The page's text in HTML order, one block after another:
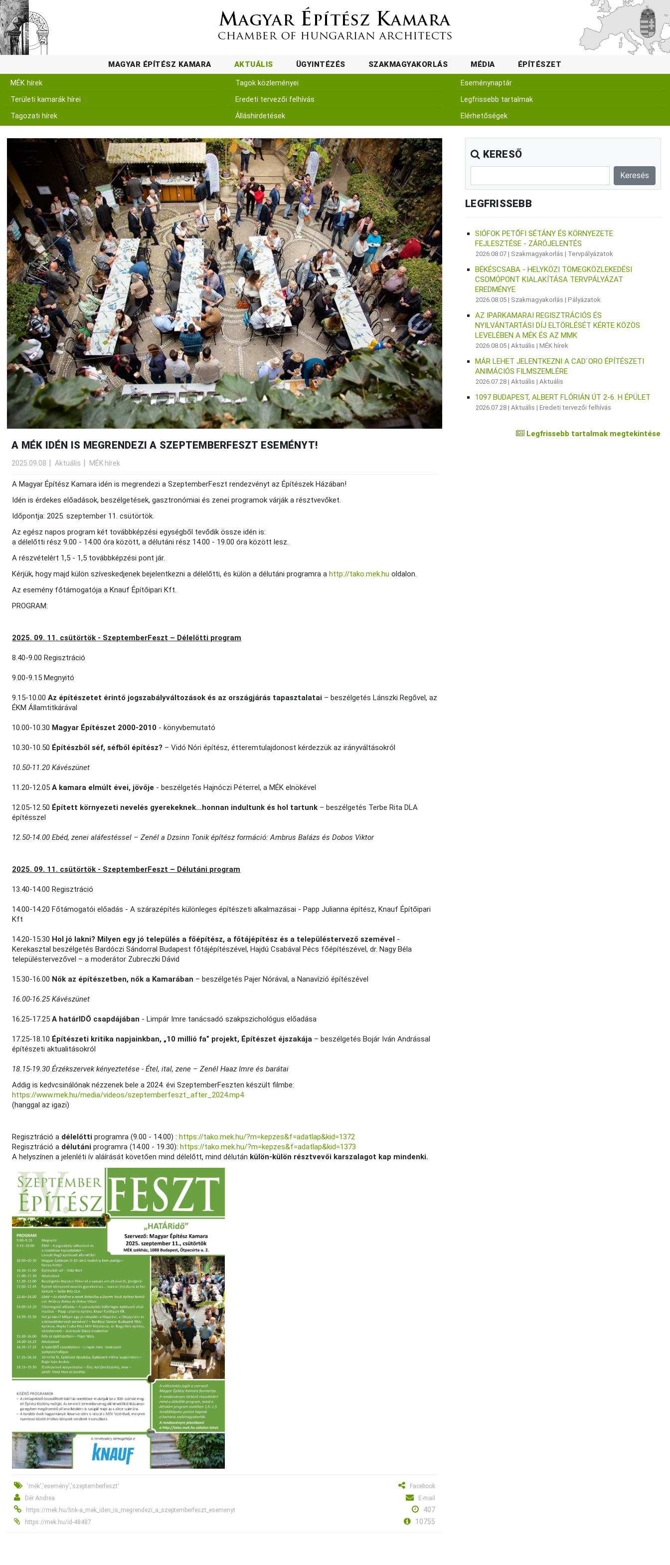
MAGYAR ÉPÍTÉSZ KAMARA AKTUÁLIS ÜGYINTÉZÉS SZAKMAGYAKORLÁS MÉDIA ÉPÍTÉSZET
MÉK hírek
Területi kamarák hírei
Tagozati hírek
Tagok közleményei
Eredeti tervezői felhívás
Álláshirdetések
Eseménynaptár
Legfrissebb tartalmak
Elérhetőségek
A MÉK IDÉN IS MEGRENDEZI A SZEPTEMBERFESZT ESEMÉNYT!
2025.09.08 Aktuális MÉK hírek
A Magyar Építész Kamara idén is megrendezi a SzeptemberFeszt rendezvényt az Építészek Házában!
Idén is érdekes előadások, beszélgetések, gasztronómiai és zenei programok várják a résztvevőket.
Időpontja: 2025. szeptember 11. csütörtök.
Az egész napos program két továbbképzési egységből tevődik össze idén is:
a délelőtti rész 9.00 - 14.00 óra között, a délutáni rész 14.00 - 19.00 óra között lesz.
A részvételért 1,5 - 1,5 továbbképzési pont jár.
Kérjük, hogy majd külön szíveskedjenek bejelentkezni a délelőtti, és külön a délutáni programra ahttp://tako.mek.hu oldalon.
Az esemény főtámogatója a Knauf Építőipari Kft.
PROGRAM:
2025. 09. 11. csütörtök - SzeptemberFeszt – Délelőtti program
8.40-9.00 Regisztráció
9.00-9.15 Megnyitó
9.15-10.00Az építészetet érintő jogszabályváltozások és az országjárás tapasztalatai – beszélgetés Lánszki Regővel, az
ÉKM Államtitkárával
10.00-10.30 Magyar Építészet 2000-2010 - könyvbemutató
10.30-10.50 Építészből séf, séfből építész? – Vidó Nóri építész, étteremtulajdonost kérdezzük az irányváltásokról
10.50-11.20 Kávészünet
11.20-12.05A kamara elmúlt évei, jövője - beszélgetés Hajnóczi Péterrel, a MÉK elnökével
12.05-12.50 Épített környezeti nevelés gyerekeknek…honnan indultunk és hol tartunk – beszélgetés Terbe Rita DLA
építésszel
12.50-14.00 Ebéd, zenei aláfestéssel – Zenél a Dzsinn Tonik építész formáció: Ambrus Balázs és Dobos Viktor
2025. 09. 11. csütörtök - SzeptemberFeszt – Délutáni program
13.40-14.00 Regisztráció
14.00-14.20 Főtámogatói előadás - A szárazépítés különleges építészeti alkalmazásai - Papp Julianna építész, Knauf Építőipari
Kft
14.20-15.30 Hol jó lakni? Milyen egy jó település a főépítész, a főtájépítész és a településtervező szemével -
Kerekasztal beszélgetés Bardóczi Sándorral Budapest főtájépítészével, Hajdú Csabával Pécs főépítészével, dr. Nagy Béla
településtervezővel – a moderátor Zubreczki Dávid
15.30-16.00 Nők az építészetben, nők a Kamarában – beszélgetés Pajer Nórával, a Nanavízió építészével
16.00-16.25 Kávészünet
16.25-17.25A határIDŐ csapdájában - Limpár Imre tanácsadó szakpszichológus előadása
17.25-18.10 Építészeti kritika napjainkban, „10 millió fa” projekt, Építészet éjszakája – beszélgetés Bojár Iván Andrással
építészeti aktualitásokról
18.15-19.30 Érzékszervek kényeztetése - Étel, ital, zene – Zenél Haaz Imre és barátai
Addig is kedvcsinálónak nézzenek bele a 2024. évi SzeptemberFeszten készült filmbe:
https://www.mek.hu/media/videos/szeptemberfeszt_after_2024.mp4
(hanggal az igazi)
Regisztráció a délelőttiprogramra (9.00 - 14.00) :https://tako.mek.hu/?m=kepzes&f=adatlap&kid=1372
Regisztráció a délutániprogramra (14.00 - 19.30):https://tako.mek.hu/?m=kepzes&f=adatlap&kid=1373
A helyszínen a jelenléti ív aláírását követően mind délelőtt, mind délután külön-külön résztvevői karszalagot kap mindenki.
'mék','esemény','szeptemberfeszt'
Facebook
Dér Andrea
E-mail
https://mek.hu/link-a_mek_iden_is_megrendezi_a_szeptemberfeszt_esemenyt
407
https://mek.hu/id-48487 10755
KERESŐ
LEGFRISSEBB
SIÓFOK PETŐFI SÉTÁNY ÉS KÖRNYEZETE
FEJLESZTÉSE - ZÁRÓJELENTÉS
2026.08.07 | Szakmagyakorlás | Tervpályázatok
BÉKÉSCSABA - HELYKÖZI TÖMEGKÖZLEKEDÉSI
CSOMÓPONT KIALAKÍTÁSA TERVPÁLYÁZAT
EREDMÉNYE
2026.08.05 | Szakmagyakorlás |Pályázatok
AZ IPARKAMARAI REGISZTRÁCIÓS ÉS
NYILVÁNTARTÁSI DÍJ ELTÖRLÉSÉT KÉRTE KÖZÖS
LEVELÉBEN A MÉK ÉS AZ MMK
2026.08.05 |Aktuális |MÉK hírek
MÁR LEHET JELENTKEZNI A CAD`ORO ÉPÍTÉSZETI
ANIMÁCIÓS FILMSZEMLÉRE
2026.07.28 |Aktuális |Aktuális
1097 BUDAPEST, ALBERT FLÓRIÁN ÚT 2-6. H ÉPÜLET
2026.07.28 |Aktuális |Eredeti tervezői felhívás
Legfrissebb tartalmak megtekintése